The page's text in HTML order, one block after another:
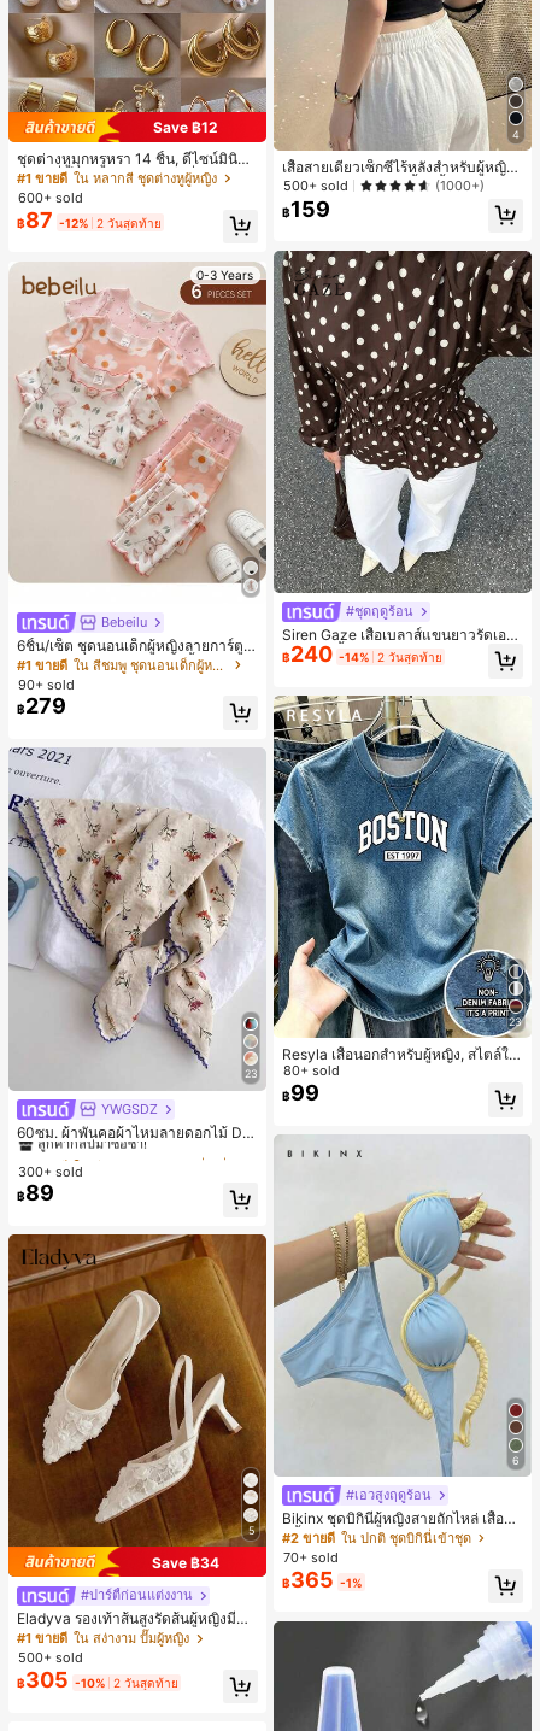
Save ฿12
ชุดต่างหูมุกหรูหรา 14 ชิ้น, ดีไซน์มินิมอ
ลใหม่ที่เป็นเอกลักษณ์ ต่างหูที่สง่างาม
สำหรับผู้หญิง, ของขวัญสำหรับเธอ
#1 ขายดี ใน หลากสี ชุดต่างหูผู้หญิง
600+ sold
฿87 -12% 2 วันสุดท้าย
0-3 Years
Bebeilu
6ชิ้น/เซ็ต ชุดนอนเด็กผู้หญิงลายการ์ตูน
หมีและดอกไม้ คอกลม แขนสั้น กางเกง
ขาสั้น ขอบระบาย สวมใส่สบาย
#1 ขายดี
ใน สีชมพู ชุดนอนเด็กผู้หญิง
90+ sold
฿279
23
YWGSDZ
60ซม. ผ้าพันคอผ้าไหมลายดอกไม้ Dit
sy สีเบจ, เครื่องประดับใหม่สำหรับผู้หญิ
งฤดูใบไม้ผลิ/ฤดูใบไม้ร่วง, ผ้าพันคอผืน
บางอเนกประสงค์หรูหรา
#1 ขายดี
ลูกค้ากลับมาซื้อซ้ำ!
#1 ขายดี
ลูกค้ากลับมาซื้อซ้ำ!
#1 ขายดี
ลูกค้ากลับมาซื้อซ้ำ!
#1 ขายดี
ใน สีเบจ ผ้าพันคอทรงสี่เหลี่ยมและผ้าพันคอสำหรับผู้
300+ sold
฿89
5
Save ฿34
#ปาร์ตี้ก่อนแต่งงาน
Eladyva รองเท้าส้นสูงรัดส้นผู้หญิงมีดอ
กไม้ประดับตาข่ายเสริมและสามารถสว
มได้สองแบบ ส้นสูง 7 ซม. รูปแบบโรมัน
หรูหรา ส้นเข็ม ลุคเทพนิยาย
#1 ขายดี ใน สง่างาม ปั๊มผู้หญิง
500+ sold
฿305 -10% 2 วันสุดท้าย
4
เสื้อสายเดี่ยวเซ็กซี่ไร้หลังสำหรับผู้หญิง
พร้อมบราแบบมีฟองน้ำ, เสื้อกล้ามแขน
กุด, เสื้อลำลองสีดำสำหรับฤดูร้อน
500+ sold (1000+)
฿159
#ชุดฤดูร้อน
Siren Gaze เสื้อเบลาส์แขนยาวรัดเอว
ลายจุดสีน้ำตาลใหม่สำหรับฤดูใบไม้ร่ว
งสำหรับผู้หญิง
฿240 -14% 2 วันสุดท้าย
23
Resyla เสื้อนอกสำหรับผู้หญิง, สไตล์ให
ม่ฤดูร้อน, กีฬากลางแจ้งแบบสบายๆ, ลา
ยออกแบบ, พิมพ์ตัวอักษร & ตัวเลข สีน้ำ
เงิน แฟชั่น & อเนกประสงค์ เสื้อยืด, สตรี
สื้อยืดสำหรับผู้หญิง
80+ sold
฿99
6
#เอวสูงฤดูร้อน
Bikinx ชุดบิกินี่ผู้หญิงสายถักไหล่ เสื้อว่า
ยน้ำวันพีซมีโครงพร้อมสายผูกหลังสีตัด
กัน สำหรับเที่ยวพักผ่อน ชายหาด ฤดูร้อ
น
#2 ขายดี ใน ปกติ ชุดบิกินี่เข้าชุด
70+ sold
฿365 -1%